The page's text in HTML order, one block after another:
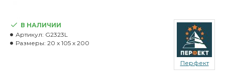
В НАЛИЧИИ
Артикул: G2323L
Размеры: 20 x 105 x 200
Перфект